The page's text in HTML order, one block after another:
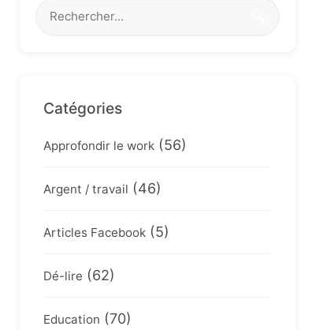
Catégories
Approfondir le work (56)
Argent / travail (46)
Articles Facebook (5)
Dé-lire (62)
Education (70)